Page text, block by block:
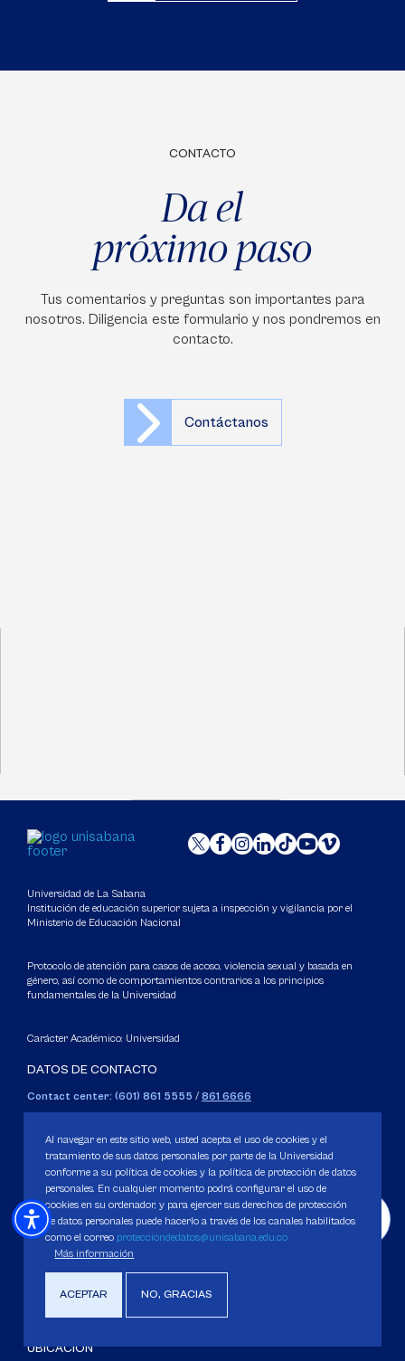
CONTACTO
Da el
próximo paso
Tus comentarios y preguntas son importantes para
nosotros. Diligencia este formulario y nos pondremos en
contacto.
Contáctanos
Universidad de La Sabana
Institución de educación superior sujeta a inspección y vigilancia por el
Ministerio de Educación Nacional
Protocolo de atención para casos de acoso, violencia sexual y basada en
género, así como de comportamientos contrarios a los principios
fundamentales de la Universidad
Carácter Académico: Universidad
DATOS DE CONTACTO
Contact center: (601) 861 5555 / 861 6666
Apartado: 53753, Bogotá.
WhatsApp: +57 3205164838
Correo electrónico para inquietudes generales y servicios de la
Universidad
servicious@unisabana.edu.co
Contacto únicamente para notificaciones legales.
No se responderán otros temas que no sean de tipo legal.
notificacioneslegales@unisabana.edu.co
UBICACIÓN
Al navegar en este sitio web, usted acepta el uso de cookies y el
tratamiento de sus datos personales por parte de la Universidad
conforme a su política de cookies y la política de protección de datos
personales. En cualquier momento podrá configurar el uso de
cookies en su ordenador, y para ejercer sus derechos de protección
de datos personales puede hacerlo a través de los canales habilitados
como el correo protecciondedatos@unisabana.edu.co
Más información
ACEPTAR NO, GRACIAS